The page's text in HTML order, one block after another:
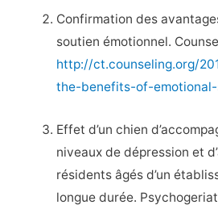
Confirmation des
soutien émotionnel.
http://ct.counseling.org/
the-benefits-of-
Effet d’un chien
niveaux de dépression et
résidents âgés d’un
longue durée.